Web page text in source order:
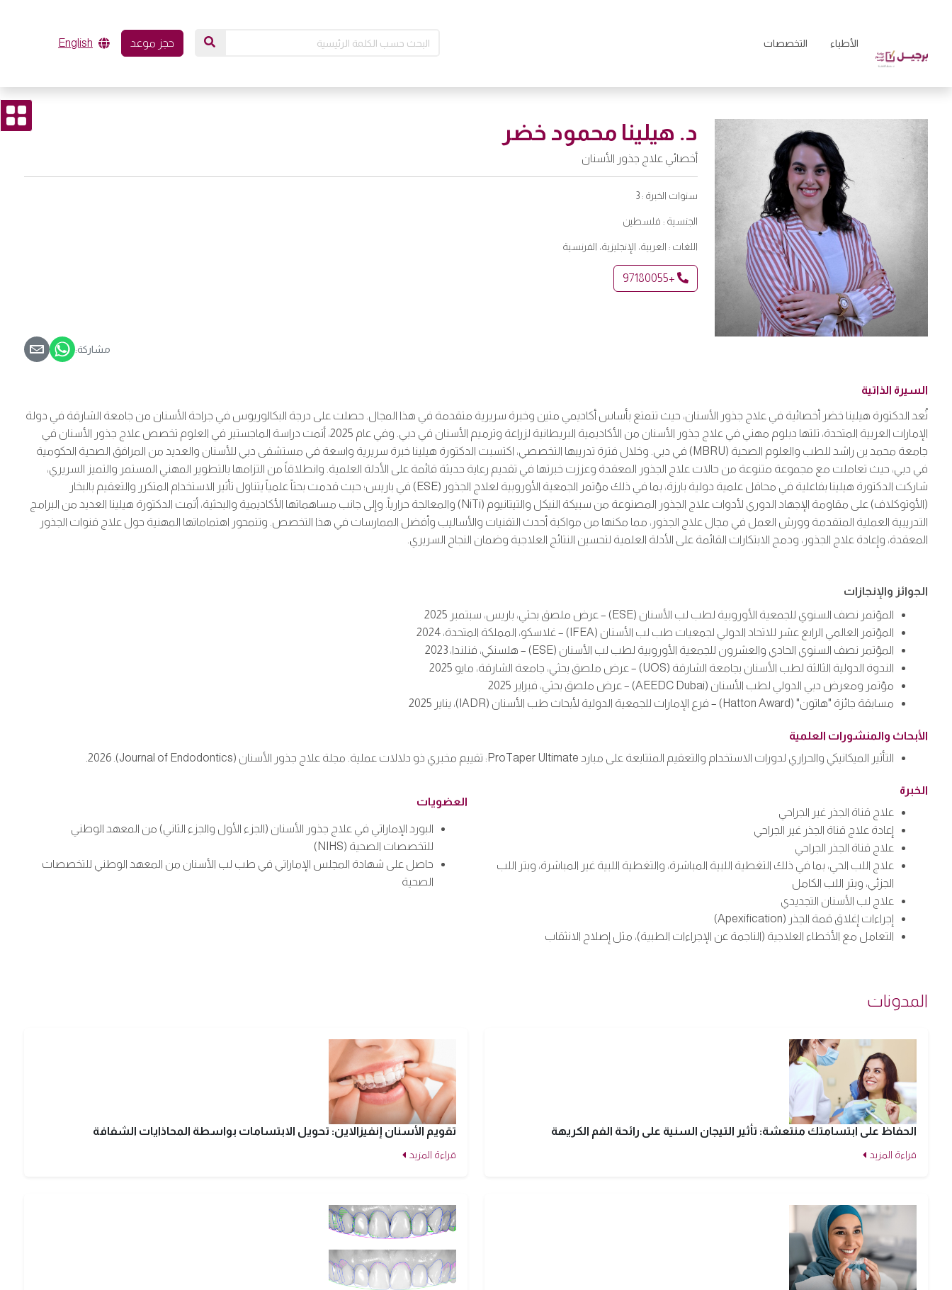
الأطباء التخصصات حجز موعد English
د. هيلينا محمود خضر
أخصائي علاج جذور الأسنان
سنوات الخبرة : 3
الجنسية : فلسطين
اللغات : العربية، الإنجليزية، الفرنسية
+97180055
مشاركة:
السيرة الذاتية
تُعد الدكتورة هيلينا خضر أخصائية في علاج جذور الأسنان، حيث تتمتع بأساس أكاديمي متين وخبرة سريرية متقدمة في هذا المجال. حصلت على درجة البكالوريوس في جراحة الأسنان من جامعة الشارقة في دولة
الإمارات العربية المتحدة، تلتها دبلوم مهني في علاج جذور الأسنان من الأكاديمية البريطانية لزراعة وترميم الأسنان في دبي. وفي عام 2025، أتمت دراسة الماجستير في العلوم تخصص علاج جذور الأسنان في
جامعة محمد بن راشد للطب والعلوم الصحية (MBRU) في دبي. وخلال فترة تدريبها التخصصي، اكتسبت الدكتورة هيلينا خبرة سريرية واسعة في مستشفى دبي للأسنان والعديد من المرافق الصحية الحكومية
في دبي، حيث تعاملت مع مجموعة متنوعة من حالات علاج الجذور المعقدة وعززت خبرتها في تقديم رعاية حديثة قائمة على الأدلة العلمية. وانطلاقاً من التزامها بالتطوير المهني المستمر والتميز السريري،
شاركت الدكتورة هيلينا بفاعلية في محافل علمية دولية بارزة، بما في ذلك مؤتمر الجمعية الأوروبية لعلاج الجذور (ESE) في باريس؛ حيث قدمت بحثاً علمياً يتناول تأثير الاستخدام المتكرر والتعقيم بالبخار
(الأوتوكلاف) على مقاومة الإجهاد الدوري لأدوات علاج الجذور المصنوعة من سبيكة النيكل والتيتانيوم (NiTi) والمعالجة حرارياً. وإلى جانب مساهماتها الأكاديمية والبحثية، أتمت الدكتورة هيلينا العديد من البرامج
التدريبية العملية المتقدمة وورش العمل في مجال علاج الجذور، مما مكنها من مواكبة أحدث التقنيات والأساليب وأفضل الممارسات في هذا التخصص. وتتمحور اهتماماتها المهنية حول علاج قنوات الجذور
المعقدة، وإعادة علاج الجذور، ودمج الابتكارات القائمة على الأدلة العلمية لتحسين النتائج العلاجية وضمان النجاح السريري.
الجوائز والإنجازات
المؤتمر نصف السنوي للجمعية الأوروبية لطب لب الأسنان (ESE) – عرض ملصق بحثي، باريس، سبتمبر 2025
المؤتمر العالمي الرابع عشر للاتحاد الدولي لجمعيات طب لب الأسنان (IFEA) – غلاسكو، المملكة المتحدة، 2024
المؤتمر نصف السنوي الحادي والعشرون للجمعية الأوروبية لطب لب الأسنان (ESE) – هلسنكي، فنلندا، 2023
الندوة الدولية الثالثة لطب الأسنان بجامعة الشارقة (UOS) – عرض ملصق بحثي، جامعة الشارقة، مايو 2025
مؤتمر ومعرض دبي الدولي لطب الأسنان (AEEDC Dubai) – عرض ملصق بحثي، فبراير 2025
مسابقة جائزة "هاتون" (Hatton Award) – فرع الإمارات للجمعية الدولية لأبحاث طب الأسنان (IADR)، يناير 2025
الأبحاث والمنشورات العلمية
التأثير الميكانيكي والحراري لدورات الاستخدام والتعقيم المتتابعة على مبارد ProTaper Ultimate: تقييم مخبري ذو دلالات عملية. مجلة علاج جذور الأسنان (Journal of Endodontics). 2026.
الخبرة
علاج قناة الجذر غير الجراحي
إعادة علاج قناة الجذر غير الجراحي
علاج قناة الجذر الجراحي
علاج اللب الحي، بما في ذلك التغطية اللبية المباشرة، والتغطية اللبية غير المباشرة، وبتر اللب
الجزئي، وبتر اللب الكامل
علاج لب الأسنان التجديدي
إجراءات إغلاق قمة الجذر (Apexification)
التعامل مع الأخطاء العلاجية (الناجمة عن الإجراءات الطبية)، مثل إصلاح الانثقاب
العضويات
البورد الإماراتي في علاج جذور الأسنان (الجزء الأول والجزء الثاني) من المعهد الوطني
للتخصصات الصحية (NIHS)
حاصل على شهادة المجلس الإماراتي في طب لب الأسنان من المعهد الوطني للتخصصات
الصحية
المدونات
الحفاظ على ابتسامتك منتعشة: تأثير التيجان السنية على رائحة الفم الكريهة
قراءة المزيد
تقويم الأسنان إنفيزالاين: تحويل الابتسامات بواسطة المحاذايات الشفافة
قراءة المزيد